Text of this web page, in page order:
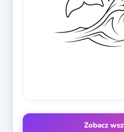
Zobacz